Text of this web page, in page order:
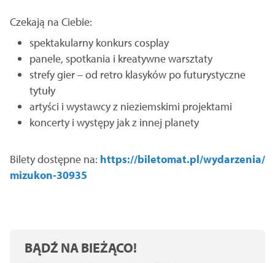
Czekają na Ciebie:
spektakularny konkurs cosplay
panele, spotkania i kreatywne warsztaty
strefy gier – od retro klasyków po futurystyczne
tytuły
artyści i wystawcy z nieziemskimi projektami
koncerty i występy jak z innej planety
Bilety dostępne na: https://biletomat.pl/wydarzenia/
mizukon-30935
BĄDŹ NA BIEŻĄCO!